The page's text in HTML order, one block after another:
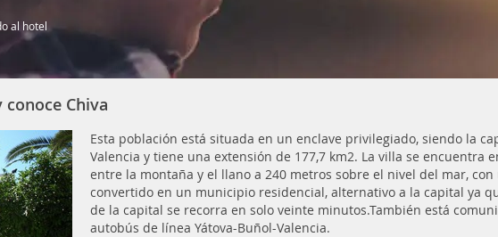
al hotel
Chiva
Esta población está situada en un enclave privilegiado, siendo la
Valencia y tiene una extensión de 177,7 km2. La villa se
entre la montaña y el llano a 240 metros sobre el nivel del mar,
convertido en un municipio residencial, alternativo a la capital ya
de la capital se recorra en solo veinte minutos.También está
autobús de línea Yátova-Buñol-Valencia.